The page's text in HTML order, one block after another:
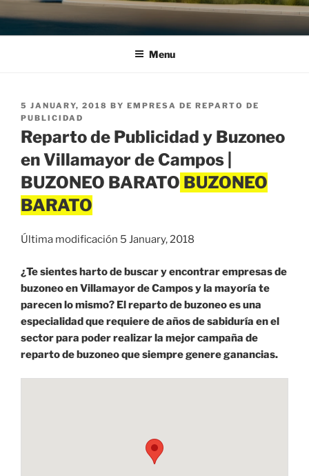
Menu
POSTED
ON
5 JANUARY, 2018 BY EMPRESA DE REPARTO DE
PUBLICIDAD
Reparto de Publicidad y Buzoneo
en Villamayor de Campos |
BUZONEO BARATO
Última modificación 5 January, 2018
¿Te sientes harto de buscar y encontrar empresas de
buzoneo en Villamayor de Campos y la mayoría te
parecen lo mismo? El reparto de buzoneo es una
especialidad que requiere de años de sabiduría en el
sector para poder realizar la mejor campaña de
reparto de buzoneo que siempre genere ganancias.